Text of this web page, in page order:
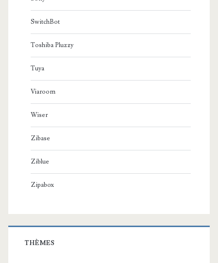
SwitchBot
Toshiba Pluzzy
Tuya
Viaroom
Wiser
Zibase
Ziblue
Zipabox
THÈMES